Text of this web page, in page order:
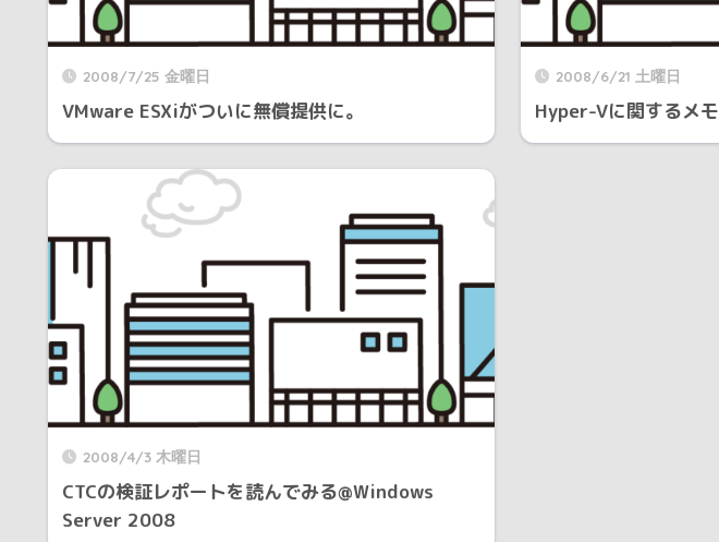
2008/7/25 金曜日
VMware ESXiがついに無償提供に。
2008/6/21 土曜日
Hyper-Vに関するメモ
2008/4/3 木曜日
CTCの検証レポートを読んでみる@Windows
Server 2008